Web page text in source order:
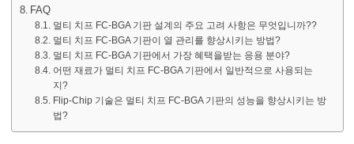
FAQ
멀티 치프 FC-BGA 기판 설계의 주요 고려 사항은 무엇입니까??
멀티 치프 FC-BGA 기판이 열 관리를 향상시키는 방법?
멀티 치프 FC-BGA 기판에서 가장 혜택을받는 응용 분야?
어떤 재료가 멀티 치프 FC-BGA 기판에서 일반적으로 사용되는
지?
Flip-Chip 기술은 멀티 치프 FC-BGA 기판의 성능을 향상시키는 방
법?